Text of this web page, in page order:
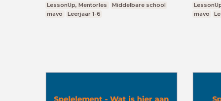
LessonUp, Mentorles
Middelbare school
mavo
Leerjaar 1-6
mavo